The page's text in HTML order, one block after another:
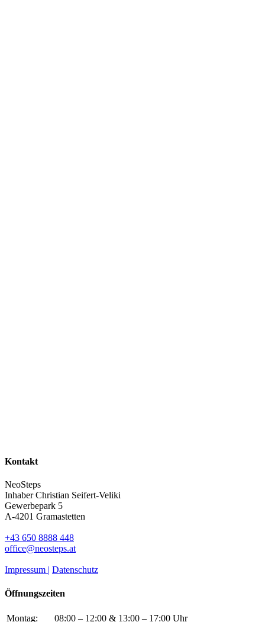
Kontakt
NeoSteps
Inhaber Christian Seifert-Veliki
Gewerbepark 5
A-4201 Gramastetten
+43 650 8888 448
office@neosteps.at
Impressum | Datenschutz
Öffnungszeiten
Montag: 08:00 – 12:00 & 13:00 – 17:00 Uhr